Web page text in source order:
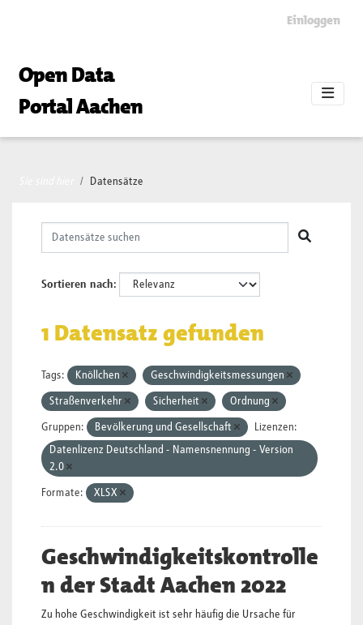
Einloggen
Open Data
Portal Aachen
Datensätze
Sortieren nach
1 Datensatz gefunden
Tags: Knöllchen Geschwindigkeitsmessungen
Straßenverkehr Sicherheit Ordnung
Gruppen: Bevölkerung und Gesellschaft
Lizenzen:
Datenlizenz Deutschland - Namensnennung - Version
2.0
Formate: XLSX
Geschwindigkeitskontrolle
n der Stadt Aachen 2022
Zu hohe Geschwindigkeit ist sehr häufig die Ursache für